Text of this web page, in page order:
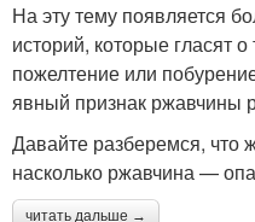
На эту тему появляется
историй, которые гласят
пожелтение или
явный признак ржавчины
Давайте разберемся, что
насколько ржавчина —
читать дальше →